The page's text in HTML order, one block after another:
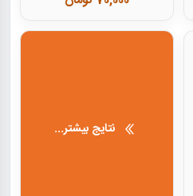
نتایج بیشتر...